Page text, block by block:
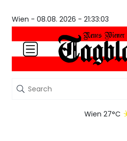
Wien - 08.08. 2026 - 21:33:03
Wien 27°C